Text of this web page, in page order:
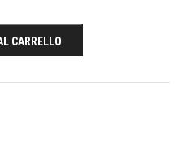
CARRELLO